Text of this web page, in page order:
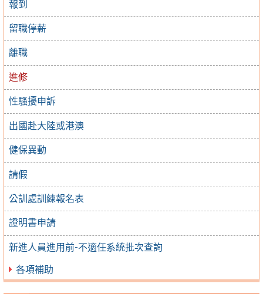
報到
留職停薪
離職
進修
性騷擾申訴
出國赴大陸或港澳
健保異動
請假
公訓處訓練報名表
證明書申請
新進人員進用前-不適任系統批次查詢
各項補助